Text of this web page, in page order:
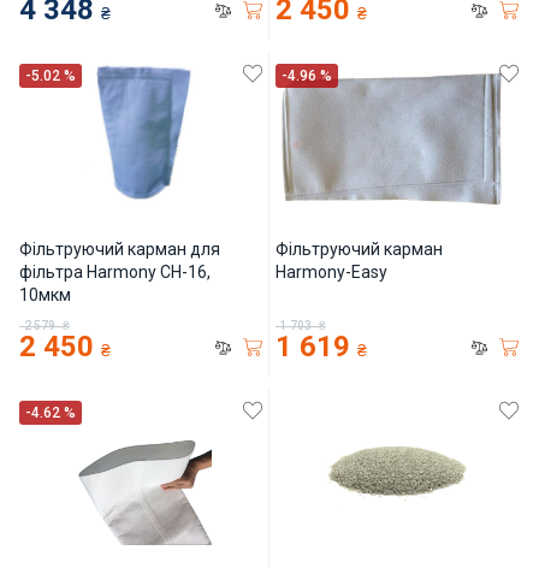
4 348 ₴ 2 450 ₴
-5.02 %
Фільтруючий карман для
фільтра Harmony CH-16,
10мкм
2 579 ₴
2 450 ₴
-4.96 %
Фільтруючий карман
Harmony-Easy
1 703 ₴
1 619 ₴
-4.62 %